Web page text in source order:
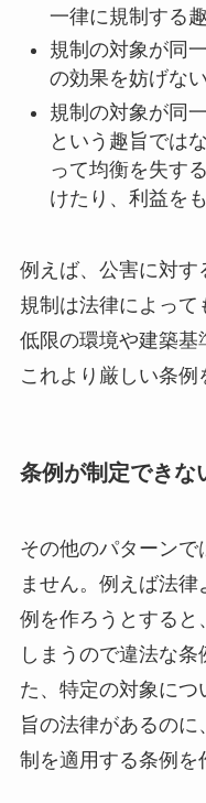
一律に規制する
規制の対象が同
の効果を妨げな
規制の対象が同
という趣旨では
って均衡を失す
けたり、利益を
例えば、公害に対す
規制は法律によっ
低限の環境や建築基
これより厳しい条例
条例が制定できな
その他のパターンで
ません。例えば法
例を作ろうとすると
しまうので違法な
た、特定の対象に
旨の法律があるの
制を適用する条例を